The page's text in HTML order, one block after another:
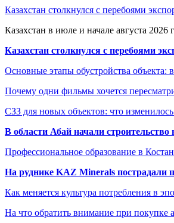
Казахстан столкнулся с перебоями
Казахстан в июле и начале августа
Казахстан столкнулся с перебоями
Основные этапы обустройства
Почему одни фильмы хочется
СЗЗ для новых объектов: что
В области Абай начали строительство
Профессиональное образование в
На руднике KAZ Minerals пострадали
Как меняется культура потребления в
На что обратить внимание при покупке